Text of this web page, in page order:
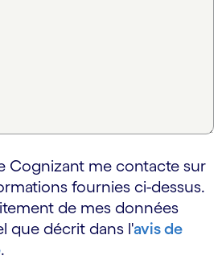
Cognizant me contacte sur
fournies ci-dessus.
de mes données
que décrit dans l'avis de
.